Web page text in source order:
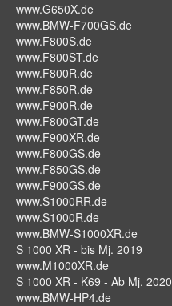
www.G650X.de
www.BMW-F700GS.de
www.F800S.de
www.F800ST.de
www.F800R.de
www.F850R.de
www.F900R.de
www.F800GT.de
www.F900XR.de
www.F800GS.de
www.F850GS.de
www.F900GS.de
www.S1000RR.de
www.S1000R.de
www.BMW-S1000XR.de
S 1000 XR - bis Mj. 2019
www.M1000XR.de
S 1000 XR - K69 - Ab Mj. 2020
www.BMW-HP4.de